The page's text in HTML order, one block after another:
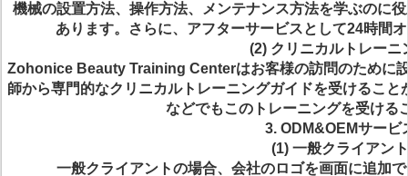
機械の設置方法、操作方法、メンテナンス方法を学ぶのに
あります。さらに、アフターサービスとして24時間
(2) クリニカルトレーニ
Zohonice Beauty Training Centerはお客様の訪問のために
師から専門的なクリニカルトレーニングガイドを受けるこ
などでもこのトレーニングを受ける
3. ODM&OEMサービ
(1) 一般クライアント
一般クライアントの場合、会社のロゴを画面に追加